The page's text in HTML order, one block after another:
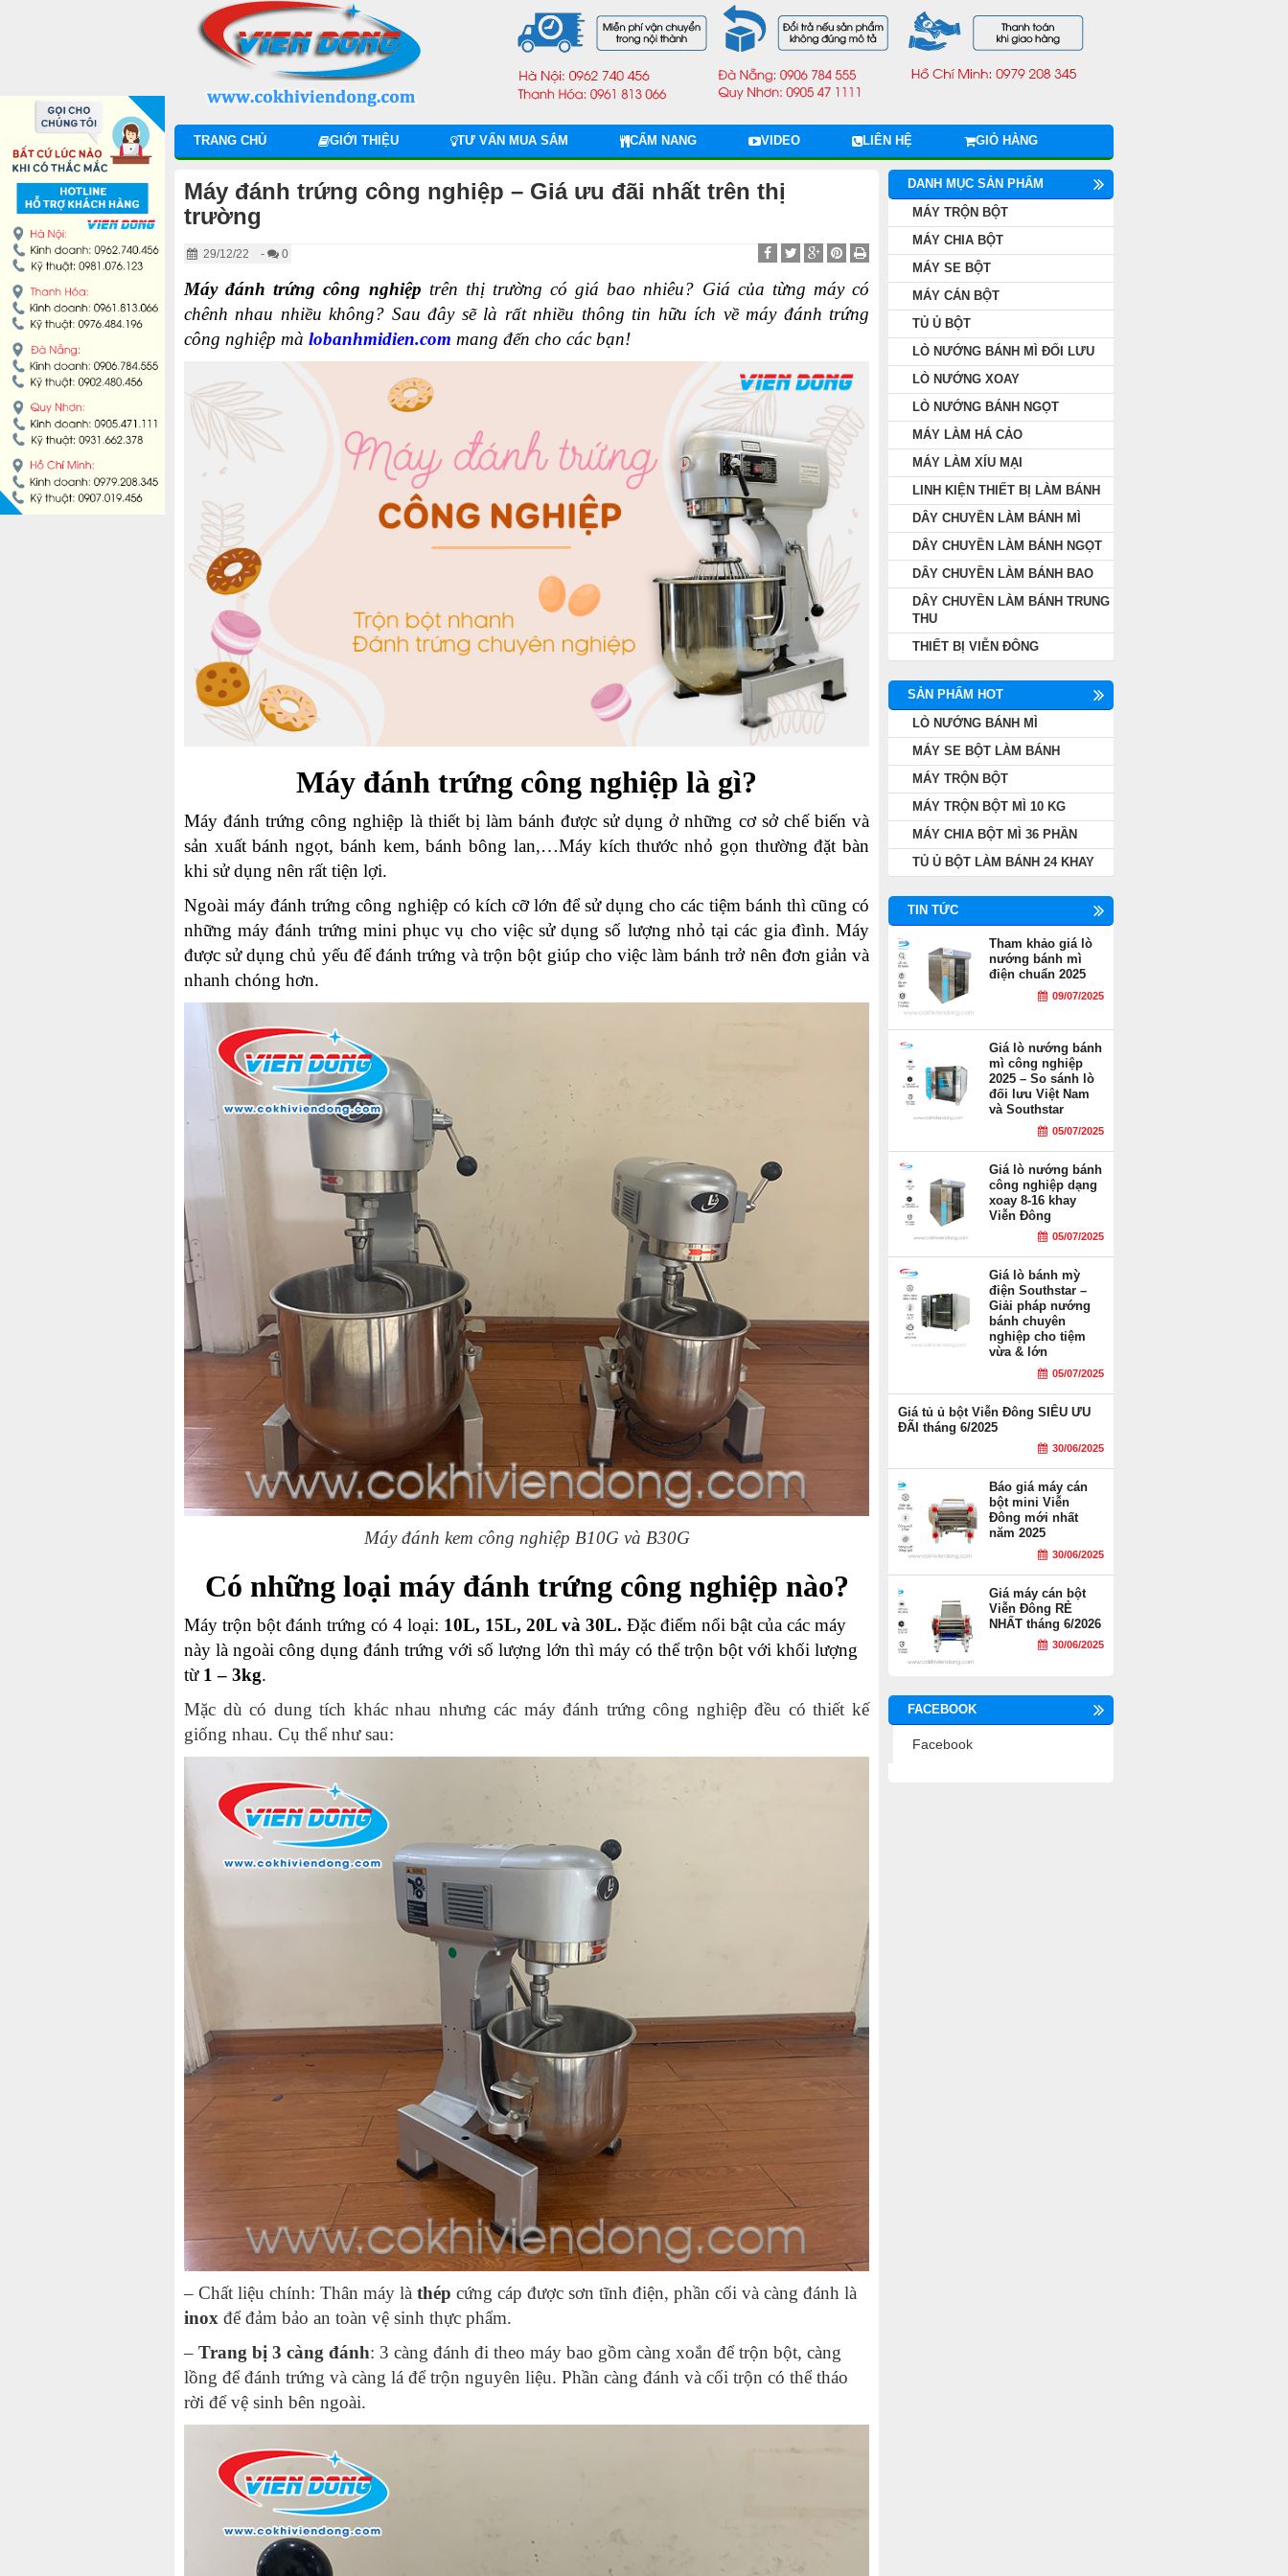
TRANG CHỦ GIỚI THIỆU TƯ VẤN MUA SẮM CẨM NANG VIDEO LIÊN HỆ GIỎ HÀNG
Máy đánh trứng công nghiệp – Giá ưu đãi nhất trên thị
trường
29/12/22 - 0
Máy đánh trứng công nghiệp trên thị trường có giá bao nhiêu? Giá của từng máy có
chênh nhau nhiều không? Sau đây sẽ là rất nhiều thông tin hữu ích về máy đánh trứng
công nghiệp mà lobanhmidien.com mang đến cho các bạn!
Máy đánh trứng công nghiệp là gì?
Máy đánh trứng công nghiệp là thiết bị làm bánh được sử dụng ở những cơ sở chế biến và
sản xuất bánh ngọt, bánh kem, bánh bông lan,…Máy kích thước nhỏ gọn thường đặt bàn
khi sử dụng nên rất tiện lợi.
Ngoài máy đánh trứng công nghiệp có kích cỡ lớn để sử dụng cho các tiệm bánh thì cũng có
những máy đánh trứng mini phục vụ cho việc sử dụng số lượng nhỏ tại các gia đình. Máy
được sử dụng chủ yếu để đánh trứng và trộn bột giúp cho việc làm bánh trở nên đơn giản và
nhanh chóng hơn.
Máy đánh kem công nghiệp B10G và B30G
Có những loại máy đánh trứng công nghiệp nào?
Máy trộn bột đánh trứng có 4 loại: 10L, 15L, 20L và 30L. Đặc điểm nổi bật của các máy
này là ngoài công dụng đánh trứng với số lượng lớn thì máy có thể trộn bột với khối lượng
từ 1 – 3kg.
Mặc dù có dung tích khác nhau nhưng các máy đánh trứng công nghiệp đều có thiết kế
giống nhau. Cụ thể như sau:
– Chất liệu chính: Thân máy là thép cứng cáp được sơn tĩnh điện, phần cối và càng đánh là
inox để đảm bảo an toàn vệ sinh thực phẩm.
– Trang bị 3 càng đánh: 3 càng đánh đi theo máy bao gồm càng xoắn để trộn bột, càng
lồng để đánh trứng và càng lá để trộn nguyên liệu. Phần càng đánh và cối trộn có thể tháo
rời để vệ sinh bên ngoài.
DANH MỤC SẢN PHẨM
MÁY TRỘN BỘT
MÁY CHIA BỘT
MÁY SE BỘT
MÁY CÁN BỘT
TỦ Ủ BỘT
LÒ NƯỚNG BÁNH MÌ ĐỐI LƯU
LÒ NƯỚNG XOAY
LÒ NƯỚNG BÁNH NGỌT
MÁY LÀM HÁ CẢO
MÁY LÀM XÍU MẠI
LINH KIỆN THIẾT BỊ LÀM BÁNH
DÂY CHUYỀN LÀM BÁNH MÌ
DÂY CHUYỀN LÀM BÁNH NGỌT
DÂY CHUYỀN LÀM BÁNH BAO
DÂY CHUYỀN LÀM BÁNH TRUNG
THU
THIẾT BỊ VIỄN ĐÔNG
SẢN PHẨM HOT
LÒ NƯỚNG BÁNH MÌ
MÁY SE BỘT LÀM BÁNH
MÁY TRỘN BỘT
MÁY TRỘN BỘT MÌ 10 KG
MÁY CHIA BỘT MÌ 36 PHẦN
TỦ Ủ BỘT LÀM BÁNH 24 KHAY
TIN TỨC
Tham khảo giá lò
nướng bánh mì
điện chuẩn 2025
09/07/2025
Giá lò nướng bánh
mì công nghiệp
2025 – So sánh lò
đối lưu Việt Nam
và Southstar
05/07/2025
Giá lò nướng bánh
công nghiệp dạng
xoay 8-16 khay
Viễn Đông
05/07/2025
Giá lò bánh mỳ
điện Southstar –
Giải pháp nướng
bánh chuyên
nghiệp cho tiệm
vừa & lớn
05/07/2025
Giá tủ ủ bột Viễn Đông SIÊU ƯU
ĐÃI tháng 6/2025
30/06/2025
Báo giá máy cán
bột mini Viễn
Đông mới nhất
năm 2025
30/06/2025
Giá máy cán bột
Viễn Đông RẺ
NHẤT tháng 6/2026
30/06/2025
FACEBOOK
Facebook
MÁY CHIA BỘT
MÁY SE BỘT
MÁY CÁN BỘT
TỦ Ủ BỘT
LÒ NƯỚNG BÁNH MÌ ĐỐI LƯU
LÒ NƯỚNG XOAY
LÒ NƯỚNG BÁNH NGỌT
MÁY LÀM XÍU MẠI
LINH KIỆN THIẾT BỊ LÀM BÁNH
DÂY CHUYỀN LÀM BÁNH NGỌT
DÂY CHUYỀN LÀM BÁNH BAO
DÂY CHUYỀN LÀM BÁNH TRUNG THU